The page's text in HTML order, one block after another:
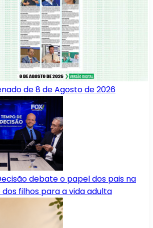
de 8 de Agosto de 2026
debate o papel dos pais na
filhos para a vida adulta